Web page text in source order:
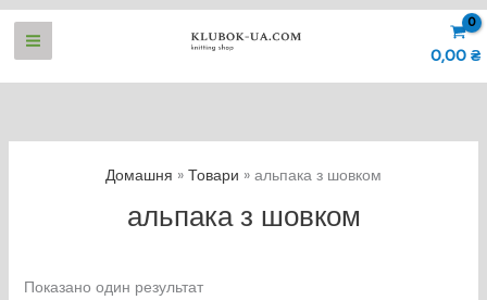
Перейти
0,00 ₴
Домашня Товари альпака з шовком
альпака з шовком
Показано один результат